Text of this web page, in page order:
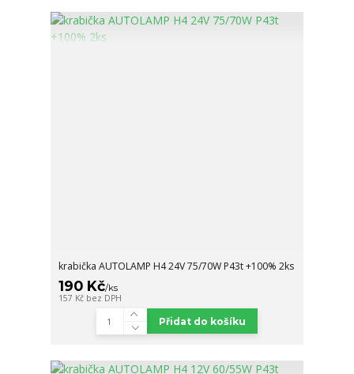
krabička AUTOLAMP H4 24V 75/70W P43t +100% 2ks
190 Kč/ks
157 Kč bez DPH
Přidat do košíku